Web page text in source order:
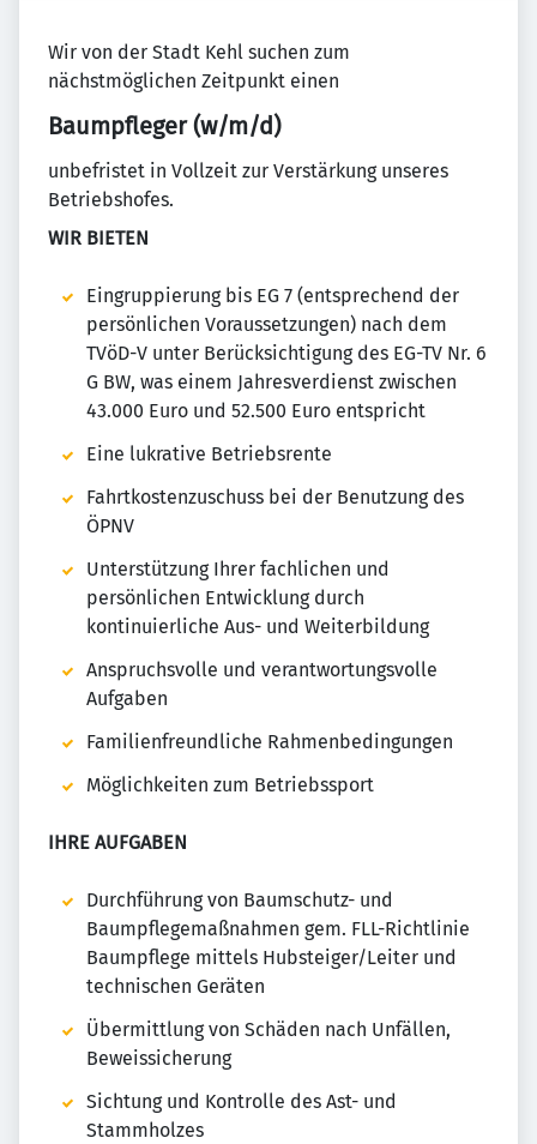
Wir von der Stadt Kehl suchen zum
nächstmöglichen Zeitpunkt einen
Baumpfleger (w/m/d)
unbefristet in Vollzeit zur Verstärkung unseres
Betriebshofes.
WIR BIETEN
Eingruppierung bis EG 7 (entsprechend der
persönlichen Voraussetzungen) nach dem
TVöD-V unter Berücksichtigung des EG-TV Nr. 6
G BW, was einem Jahresverdienst zwischen
43.000 Euro und 52.500 Euro entspricht
Eine lukrative Betriebsrente
Fahrtkostenzuschuss bei der Benutzung des
ÖPNV
Unterstützung Ihrer fachlichen und
persönlichen Entwicklung durch
kontinuierliche Aus- und Weiterbildung
Anspruchsvolle und verantwortungsvolle
Aufgaben
Familienfreundliche Rahmenbedingungen
Möglichkeiten zum Betriebssport
IHRE AUFGABEN
Durchführung von Baumschutz- und
Baumpflegemaßnahmen gem. FLL-Richtlinie
Baumpflege mittels Hubsteiger/Leiter und
technischen Geräten
Übermittlung von Schäden nach Unfällen,
Beweissicherung
Sichtung und Kontrolle des Ast- und
Stammholzes